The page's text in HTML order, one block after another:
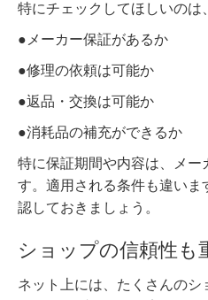
特にチェックしてほしいのは
●メーカー保証があるか
●修理の依頼は可能か
●返品・交換は可能か
●消耗品の補充ができるか
特に保証期間や内容は、メー
す。適用される条件も違いま
認しておきましょう。
ショップの信頼性も
ネット上には、たくさんの